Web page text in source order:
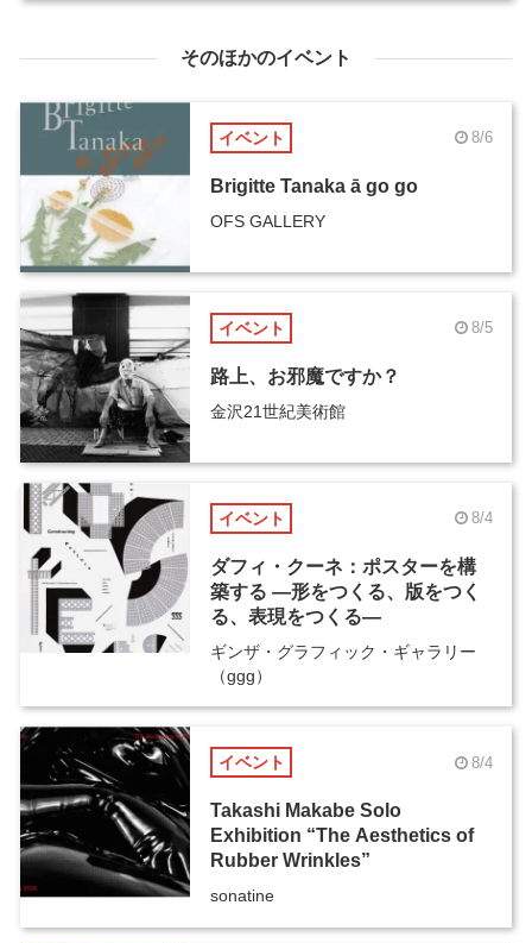
そのほかのイベント
イベント 8/6
Brigitte Tanaka ā go go
OFS GALLERY
イベント 8/5
路上、お邪魔ですか？
金沢21世紀美術館
イベント 8/4
ダフィ・クーネ：ポスターを構
築する ―形をつくる、版をつく
る、表現をつくる―
ギンザ・グラフィック・ギャラリー
（ggg）
イベント 8/4
Takashi Makabe Solo
Exhibition “The Aesthetics of
Rubber Wrinkles”
sonatine